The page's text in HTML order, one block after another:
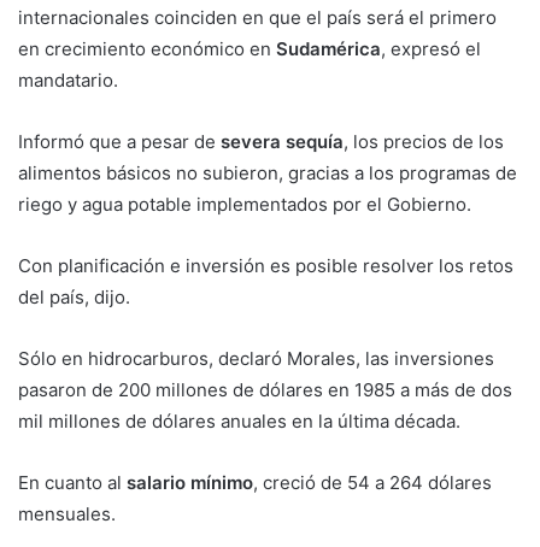
internacionales coinciden en que el país será el primero
en crecimiento económico en Sudamérica, expresó el
mandatario.
Informó que a pesar de severa sequía, los precios de los
alimentos básicos no subieron, gracias a los programas de
riego y agua potable implementados por el Gobierno.
Con planificación e inversión es posible resolver los retos
del país, dijo.
Sólo en hidrocarburos, declaró Morales, las inversiones
pasaron de 200 millones de dólares en 1985 a más de dos
mil millones de dólares anuales en la última década.
En cuanto al salario mínimo, creció de 54 a 264 dólares
mensuales.